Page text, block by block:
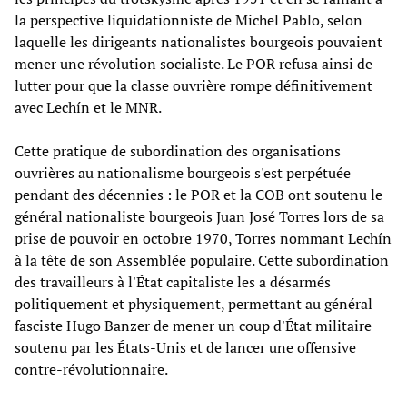
la perspective liquidationniste de Michel Pablo, selon
laquelle les dirigeants nationalistes bourgeois pouvaient
mener une révolution socialiste. Le POR refusa ainsi de
lutter pour que la classe ouvrière rompe définitivement
avec Lechín et le MNR.
Cette pratique de subordination des organisations
ouvrières au nationalisme bourgeois s'est perpétuée
pendant des décennies : le POR et la COB ont soutenu le
général nationaliste bourgeois Juan José Torres lors de sa
prise de pouvoir en octobre 1970, Torres nommant Lechín
à la tête de son Assemblée populaire. Cette subordination
des travailleurs à l'État capitaliste les a désarmés
politiquement et physiquement, permettant au général
fasciste Hugo Banzer de mener un coup d'État militaire
soutenu par les États-Unis et de lancer une offensive
contre-révolutionnaire.